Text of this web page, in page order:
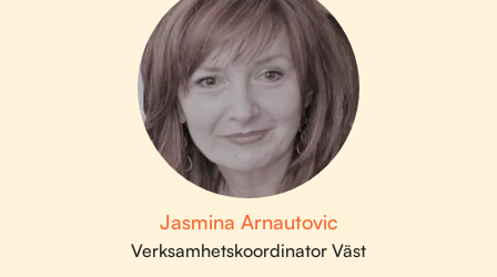
Jasmina Arnautovic
Verksamhetskoordinator Väst